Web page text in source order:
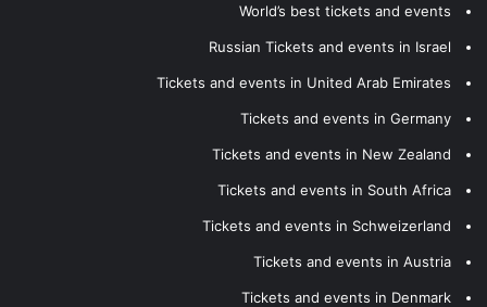
World’s best tickets and events
Russian Tickets and events in Israel
Tickets and events in United Arab Emirates
Tickets and events in Germany
Tickets and events in New Zealand
Tickets and events in South Africa
Tickets and events in Schweizerland
Tickets and events in Austria
Tickets and events in Denmark